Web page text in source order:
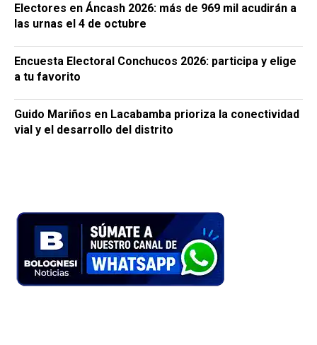
Electores en Áncash 2026: más de 969 mil acudirán a
las urnas el 4 de octubre
Encuesta Electoral Conchucos 2026: participa y elige
a tu favorito
Guido Mariños en Lacabamba prioriza la conectividad
vial y el desarrollo del distrito